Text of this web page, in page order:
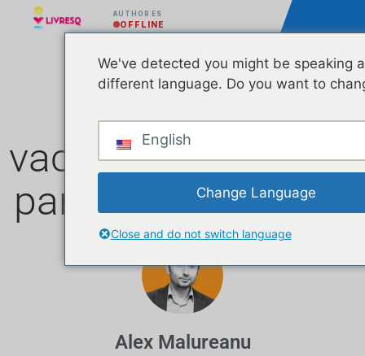
AUTHOR ES
OFFLINE
¡Paquete de
vacaciones GRATIS
para profesores!
Alex Malureanu
We've detected you might be speaking a
different language. Do you want to
English
Change Language
Close and do not switch language